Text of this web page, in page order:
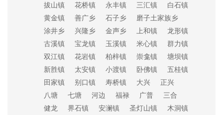
拔山镇
花桥镇 永丰镇 三汇镇
白石镇
黄金镇
善广乡 石子乡
磨子土家族乡
涂井乡
兴隆乡 金声乡 上和镇
龙形镇
古溪镇
宝龙镇 玉溪镇 米心镇
群力镇
双江镇
花岩镇 柏梓镇 崇龛镇
塘坝镇
新胜镇
太安镇 小渡镇 卧佛镇
五桂镇
田家镇
别口镇 寿桥镇 大兴
正兴
八塘
七塘 河边 福禄 广普
三合
健龙
界石镇 安澜镇 圣灯山镇
木洞镇